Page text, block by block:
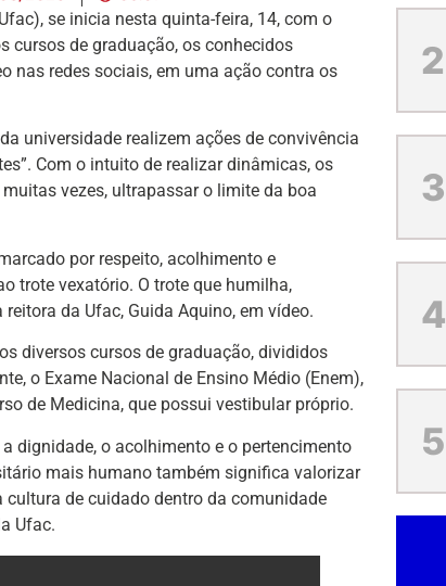
se inicia nesta quinta-feira, 14, com o
cursos de graduação, os conhecidos
nas redes sociais, em uma ação contra os
universidade realizem ações de convivência
Com o intuito de realizar dinâmicas, os
vezes, ultrapassar o limite da boa
por respeito, acolhimento e
trote vexatório. O trote que humilha,
da Ufac, Guida Aquino, em vídeo.
diversos cursos de graduação, divididos
o Exame Nacional de Ensino Médio (Enem),
de Medicina, que possui vestibular próprio.
dignidade, o acolhimento e o pertencimento
mais humano também significa valorizar
de cuidado dentro da comunidade
Ufac.
2
3
4
5